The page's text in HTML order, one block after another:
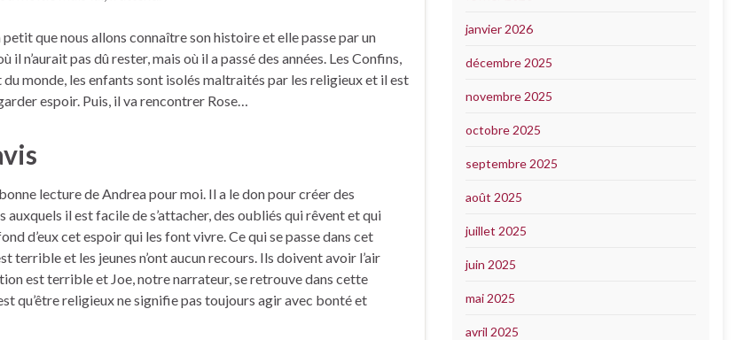
petit que nous allons connaître son histoire et elle passe par un
il n’aurait pas dû rester, mais où il a passé des années. Les Confins,
du monde, les enfants sont isolés maltraités par les religieux et il est
espoir. Puis, il va rencontrer Rose…
lecture de Andrea pour moi. Il a le don pour créer des
auxquels il est facile de s’attacher, des oubliés qui rêvent et qui
d’eux cet espoir qui les font vivre. Ce qui se passe dans cet
terrible et les jeunes n’ont aucun recours. Ils doivent avoir l’air
est terrible et Joe, notre narrateur, se retrouve dans cette
qu’être religieux ne signifie pas toujours agir avec bonté et
janvier 2026
décembre 2025
novembre 2025
octobre 2025
septembre 2025
août 2025
juillet 2025
juin 2025
mai 2025
avril 2025